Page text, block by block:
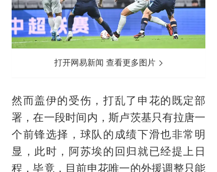
打开网易新闻 查看更多图片
然而盖伊的受伤，打乱了申花的既定部
署，在一段时间内，斯卢茨基只有拉唐一
个前锋选择，球队的成绩下滑也非常明
显，此时，阿苏埃的回归就已经提上日
程，毕竟，目前申花唯一的外援调整只能